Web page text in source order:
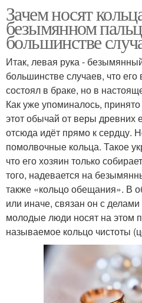
Зачем носят
безымянном
большинстве
Итак, левая рука -
большинстве случаев, что
состоял в браке, но в
Как уже упоминалось, принято
этот обычай от веры древних
отсюда идёт прямо к сердцу.
помолвочные кольца. Такое
что его хозяин только
того, надевается на
также «кольцо обещания». В
или иначе, связан он с
молодые люди носят на этом
называемое кольцо чистоты